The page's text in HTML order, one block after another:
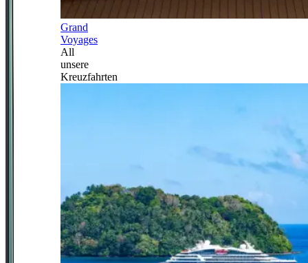
Grand
Voyages
All
unsere
Kreuzfahrten